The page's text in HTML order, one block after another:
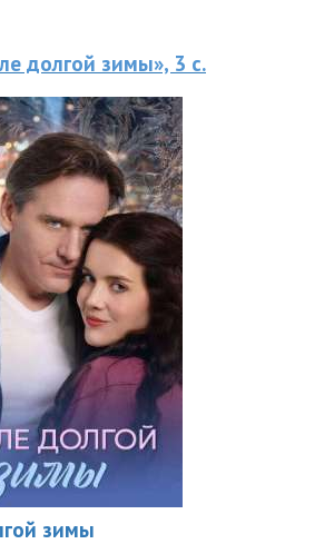
долгой зимы», 3 с.
зимы